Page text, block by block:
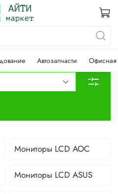
Автозапчасти Офисная
Мониторы LCD AOC
Мониторы LCD ASUS